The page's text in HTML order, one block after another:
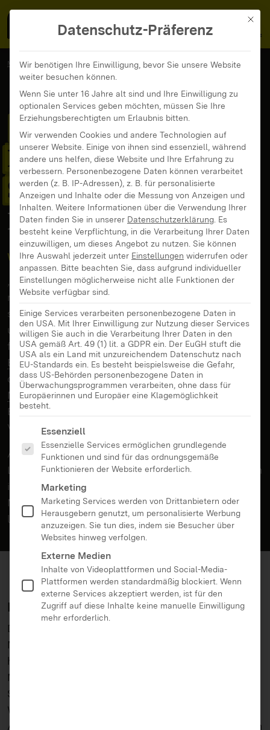
MENÜ
MedienFokus BW ...
Veranstaltungen
Eltern-Medienmentoren-Schulung in Denzlingen
Eltern-
Medienmentoren-
Schulungin
Denzlingen
Workshop
„Ab wann kann mein Kind ein Smartphone
nutzen?“, „Machen Computerspiele süchtig?“, „Wie
schütze ich mein Kind vor Cybermobbing?“ Diese
und viele weitere Fragen stellen sich Eltern im
familiären Alltag. Das Landesmedienzentrum
Baden-Württemberg (LMZ) unterstützt im Rahmen
der Initiative MedienFokus BW mit dem
Medienmentoren-Programm (EMM)
Erziehungsberechtigte durch Beratung und
Veranstaltungen.
An derRuth-Cohn-Schule Denzlingen bietet das
LMZ hierzu eine kostenfreie Schulung an, in der sich
interessierte Personen zu ehrenamtlichen Eltern-
Medienmentoren und -Mentorinnen ausbilden
lassen können.
Inhalte
Die Teilnehmenden erhalten dabei Einblicke in die
Medienwelt von Kindern und Jugendlichen und
haben Gelegenheit, ihre Fragen zum Thema
Medienerziehung zu stellen. Die möglichen
Schwerpunkte sind vielfältig und werden nach den
Wünschen der Eltern ausgewählt: Smartphone und
Apps, Cybermobbing oder Computerspiele gehören
Mit
Datenschutz-Präferenz
Wir benötigen Ihre Einwilligung, bevor Sie unsere Website
weiter besuchen können.
Wenn Sie unter 16 Jahre alt sind und Ihre Einwilligung zu
optionalen Services geben möchten, müssen Sie Ihre
Erziehungsberechtigten um Erlaubnis bitten.
Wir verwenden Cookies und andere Technologien auf
unserer Website. Einige von ihnen sind essenziell, während
andere uns helfen, diese Website und Ihre Erfahrung zu
verbessern. Personenbezogene Daten können verarbeitet
werden (z. B. IP-Adressen), z. B. für personalisierte
Anzeigen und Inhalte oder die Messung von Anzeigen und
Inhalten. Weitere Informationen über die Verwendung Ihrer
Daten finden Sie in unserer Datenschutzerklärung Es
besteht keine Verpflichtung, in die Verarbeitung Ihrer Daten
einzuwilligen, um dieses Angebot zu nutzen. Sie können
Ihre Auswahl jederzeit unter Einstellungen widerrufen oder
anpassen. Bitte beachten Sie, dass aufgrund individueller
Einstellungen möglicherweise nicht alle Funktionen der
Website verfügbar sind.
Einige Services verarbeiten personenbezogene Daten in
den USA. Mit Ihrer Einwilligung zur Nutzung dieser Services
willigen Sie auch in die Verarbeitung Ihrer Daten in den
USA gemäß Art. 49 (1) lit. a GDPR ein. Der EuGH stuft die
USA als ein Land mit unzureichendem Datenschutz nach
EU-Standards ein. Es besteht beispielsweise die Gefahr,
dass US-Behörden personenbezogene Daten in
Überwachungsprogrammen verarbeiten, ohne dass für
Europäerinnen und Europäer eine Klagemöglichkeit
besteht.
Es folgt eine Liste der Service-Gruppen, für die eine
Essenziell
Essenzielle Services ermöglichen grundlegende
Funktionen und sind für das ordnungsgemäße
Funktionieren der Website erforderlich.
Marketing
Marketing Services werden von Drittanbietern oder
Herausgebern genutzt, um personalisierte Werbung
anzuzeigen. Sie tun dies, indem sie Besucher über
Websites hinweg verfolgen.
Externe Medien
Inhalte von Videoplattformen und Social-Media-
Plattformen werden standardmäßig blockiert. Wenn
externe Services akzeptiert werden, ist für den
Zugriff auf diese Inhalte keine manuelle Einwilligung
mehr erforderlich.